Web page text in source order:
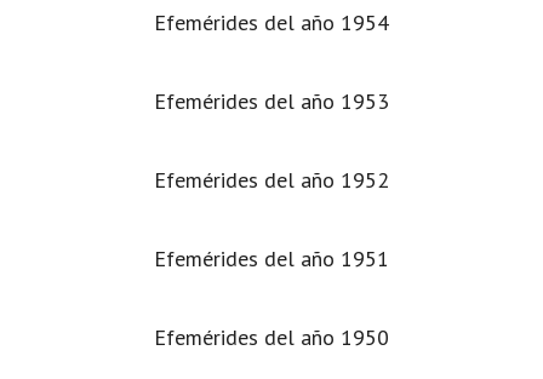
Efemérides del año 1954
Efemérides del año 1953
Efemérides del año 1952
Efemérides del año 1951
Efemérides del año 1950